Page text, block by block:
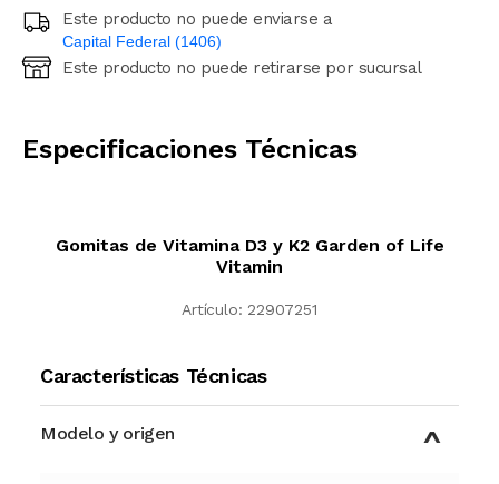
Este producto no puede enviarse a
Capital Federal (1406)
Ingresá código postal (sólo números)
Este producto no puede retirarse por sucursal
Especificaciones Técnicas
Gomitas de Vitamina D3 y K2 Garden of Life
Vitamin
Artículo: 22907251
Características Técnicas
Modelo y origen